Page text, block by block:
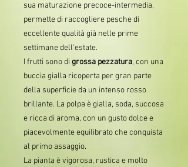
sua maturazione precoce-intermedia,
permette di raccogliere pesche di
eccellente qualità già nelle prime
settimane dell'estate.
I frutti sono di grossa pezzatura, con una
buccia gialla ricoperta per gran parte
della superficie da un intenso rosso
brillante. La polpa è gialla, soda, succosa
e ricca di aroma, con un gusto dolce e
piacevolmente equilibrato che conquista
al primo assaggio.
La pianta è vigorosa, rustica e molto